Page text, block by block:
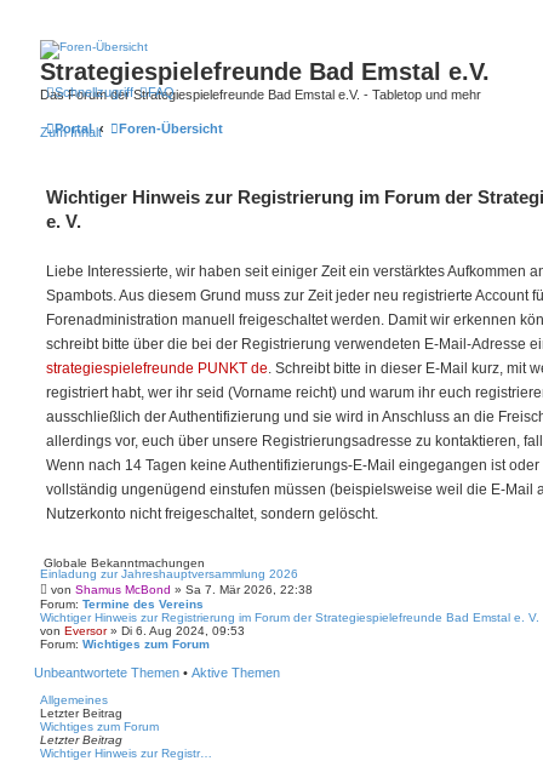
Strategiespielefreunde Bad Emstal e.V.
Das Forum der Strategiespielefreunde Bad Emstal e.V. - Tabletop und mehr
Zum Inhalt
Schnellzugriff FAQ
Portal Foren-Übersicht
Wichtiger Hinweis zur Registrierung im Forum der
e. V.
Liebe Interessierte, wir haben seit einiger Zeit ein verstärktes Aufkommen
Spambots. Aus diesem Grund muss zur Zeit jeder neu registrierte Account
Forenadministration manuell freigeschaltet werden. Damit wir erkennen
schreibt bitte über die bei der Registrierung verwendeten E-Mail-Adresse
strategiespielefreunde PUNKT de. Schreibt bitte in dieser E-Mail kurz, mit
registriert habt, wer ihr seid (Vorname reicht) und warum ihr euch
ausschließlich der Authentifizierung und sie wird in Anschluss an die
allerdings vor, euch über unsere Registrierungsadresse zu kontaktieren,
Wenn nach 14 Tagen keine Authentifizierungs-E-Mail eingegangen ist
vollständig ungenügend einstufen müssen (beispielsweise weil die E-Mail
Nutzerkonto nicht freigeschaltet, sondern gelöscht.
Globale Bekanntmachungen
Einladung zur Jahreshauptversammlung 2026
von Shamus McBond » Sa 7. Mär 2026, 22:38
Forum: Termine des Vereins
Wichtiger Hinweis zur Registrierung im Forum der Strategiespielefreunde Bad Emstal e. V.
von Eversor» Di 6. Aug 2024, 09:53
Forum: Wichtiges zum Forum
Unbeantwortete Themen • Aktive Themen
Allgemeines
Letzter Beitrag
Wichtiges zum Forum
Letzter Beitrag
Wichtiger Hinweis zur Registr…